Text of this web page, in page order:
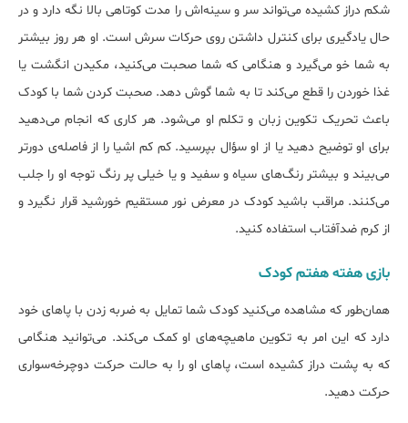
شکم دراز کشیده می‌تواند سر و سینه‌اش را مدت کوتاهی بالا نگه دارد و در
حال یادگیری برای کنترل داشتن روی حرکات سرش است. او هر روز بیشتر
به شما خو می‌گیرد و هنگامی که شما صحبت می‌کنید، مکیدن انگشت یا
غذا خوردن را قطع می‌کند تا به شما گوش دهد. صحبت کردن شما با کودک
باعث تحریک تکوین زبان و تکلم او می‌شود. هر کاری که انجام می‌دهید
برای او توضیح دهید یا از او سؤال بپرسید. کم کم اشیا را از فاصله‌ی دورتر
می‌بیند و بیشتر رنگ‌های سیاه و سفید و یا خیلی پر رنگ توجه او را جلب
می‌کنند. مراقب باشید کودک در معرض نور مستقیم خورشید قرار نگیرد و
از کرم ضدآفتاب استفاده کنید.
بازی هفته‌ هفتم کودک
همان‌طور که مشاهده می‌کنید کودک شما تمایل به ضربه زدن با پاهای خود
دارد که این امر به تکوین ماهیچه‌های او کمک می‌کند. می‌توانید هنگامی
که به پشت دراز کشیده است، پاهای او را به حالت حرکت دوچرخه‌سواری
حرکت دهید.